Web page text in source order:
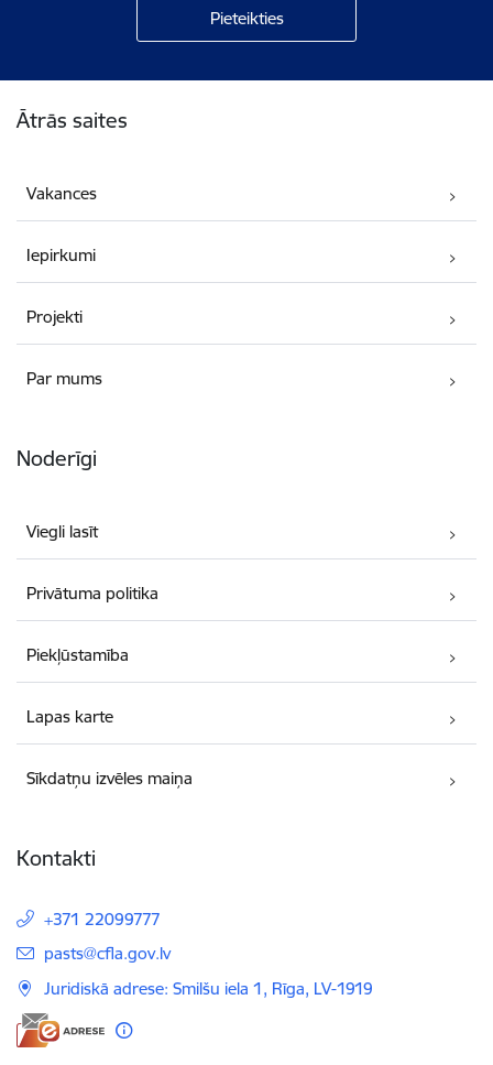
Ātrās saites
Vakances
Iepirkumi
Projekti
Par mums
Noderīgi
Viegli lasīt
Privātuma politika
Piekļūstamība
Lapas karte
Sīkdatņu izvēles maiņa
Kontakti
+371 22099777
E-pasts:
pasts@cfla.gov.lv
Juridiskā adrese: Smilšu iela 1, Rīga, LV-1919